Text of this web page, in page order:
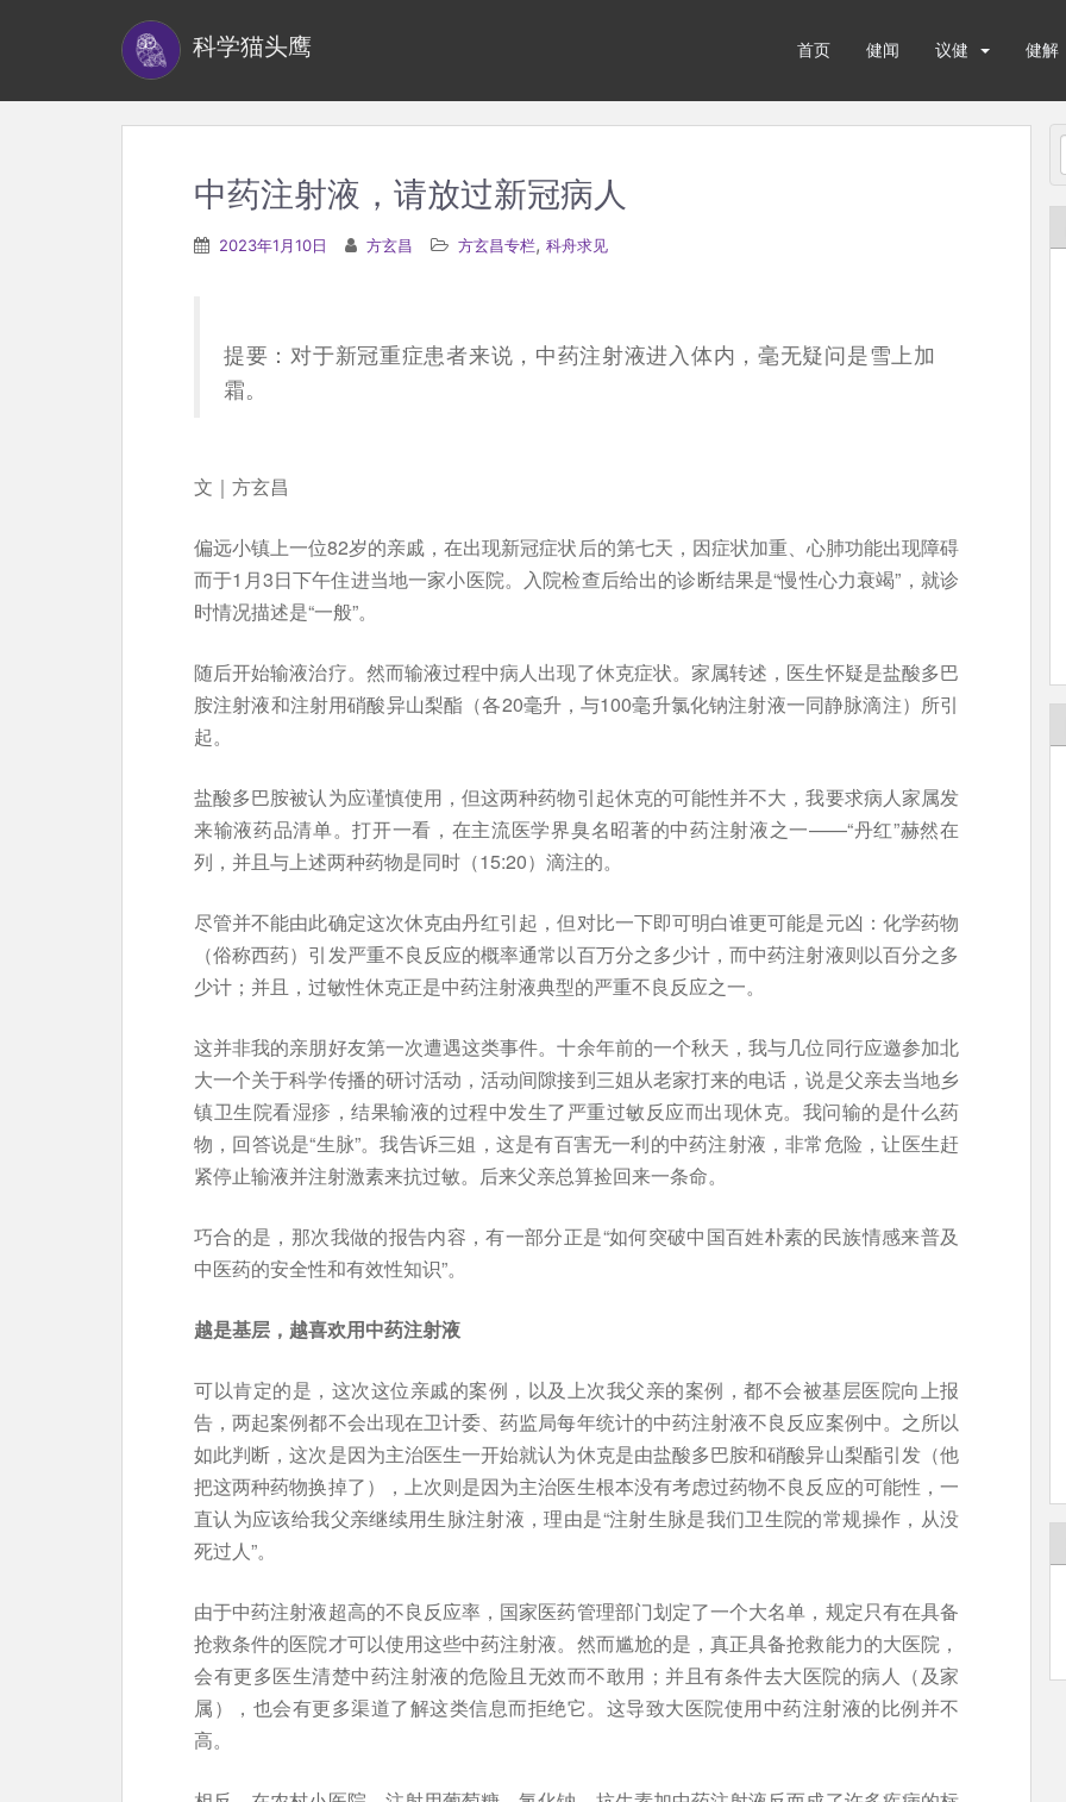
科学猫头鹰 首页 健闻 议健 健解
中药注射液，请放过新冠病人
2023年1月10日 方玄昌 方玄昌专栏, 科舟求见
提要：对于新冠重症患者来说，中药注射液进入体内，毫无疑问是雪上加
霜。
文｜方玄昌
偏远小镇上一位82岁的亲戚，在出现新冠症状后的第七天，因症状加重、心肺功能出现障碍
而于1月3日下午住进当地一家小医院。入院检查后给出的诊断结果是“慢性心力衰竭”，就诊
时情况描述是“一般”。
随后开始输液治疗。然而输液过程中病人出现了休克症状。家属转述，医生怀疑是盐酸多巴
胺注射液和注射用硝酸异山梨酯（各20毫升，与100毫升氯化钠注射液一同静脉滴注）所引
起。
盐酸多巴胺被认为应谨慎使用，但这两种药物引起休克的可能性并不大，我要求病人家属发
来输液药品清单。打开一看，在主流医学界臭名昭著的中药注射液之一——“丹红”赫然在
列，并且与上述两种药物是同时（15:20）滴注的。
尽管并不能由此确定这次休克由丹红引起，但对比一下即可明白谁更可能是元凶：化学药物
（俗称西药）引发严重不良反应的概率通常以百万分之多少计，而中药注射液则以百分之多
少计；并且，过敏性休克正是中药注射液典型的严重不良反应之一。
这并非我的亲朋好友第一次遭遇这类事件。十余年前的一个秋天，我与几位同行应邀参加北
大一个关于科学传播的研讨活动，活动间隙接到三姐从老家打来的电话，说是父亲去当地乡
镇卫生院看湿疹，结果输液的过程中发生了严重过敏反应而出现休克。我问输的是什么药
物，回答说是“生脉”。我告诉三姐，这是有百害无一利的中药注射液，非常危险，让医生赶
紧停止输液并注射激素来抗过敏。后来父亲总算捡回来一条命。
巧合的是，那次我做的报告内容，有一部分正是“如何突破中国百姓朴素的民族情感来普及
中医药的安全性和有效性知识”。
越是基层，越喜欢用中药注射液
可以肯定的是，这次这位亲戚的案例，以及上次我父亲的案例，都不会被基层医院向上报
告，两起案例都不会出现在卫计委、药监局每年统计的中药注射液不良反应案例中。之所以
如此判断，这次是因为主治医生一开始就认为休克是由盐酸多巴胺和硝酸异山梨酯引发（他
把这两种药物换掉了），上次则是因为主治医生根本没有考虑过药物不良反应的可能性，一
直认为应该给我父亲继续用生脉注射液，理由是“注射生脉是我们卫生院的常规操作，从没
死过人”。
由于中药注射液超高的不良反应率，国家医药管理部门划定了一个大名单，规定只有在具备
抢救条件的医院才可以使用这些中药注射液。然而尴尬的是，真正具备抢救能力的大医院，
会有更多医生清楚中药注射液的危险且无效而不敢用；并且有条件去大医院的病人（及家
属），也会有更多渠道了解这类信息而拒绝它。这导致大医院使用中药注射液的比例并不
高。